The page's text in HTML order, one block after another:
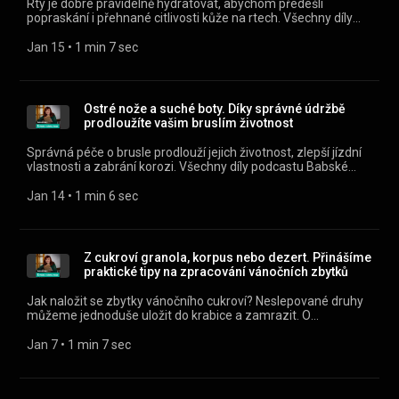
a7be-3413-b002-6b3a1848b802) .
Rty je dobré pravidelně hydratovat, abychom předešli
popraskání i přehnané citlivosti kůže na rtech. Všechny díly
aplikaci mujRozhlas pro Android
webu mujRozhlas.cz
(https://www.mujrozhlas.cz/rapi/view/show/3caf0f88-3b94-
3216-8dad-28416e4d9d1f?
8830-3523-a2c8-f483e065d476) .
Jan 15 • 1 min 7 sec
Ostré nože a suché boty. Díky správné údržbě
prodloužíte vašim bruslím životnost
Správná péče o brusle prodlouží jejich životnost, zlepší jízdní
vlastnosti a zabrání korozi. Všechny díly podcastu Babské
mujRozhlas pro Android
webu mujRozhlas.cz
(https://www.mujrozhlas.cz/rapi/view/show/3caf0f88-3b94-
3216-8dad-28416e4d9d1f?
30bf-36d1-9856-b5891694fb7d) .
Jan 14 • 1 min 6 sec
Z cukroví granola, korpus nebo dezert. Přinášíme
praktické tipy na zpracování vánočních zbytků
Jak naložit se zbytky vánočního cukroví? Neslepované druhy
můžeme jednoduše uložit do krabice a zamrazit. O
jako čerstvé! Všechny díly podcastu Babské rady můžete
Jan 7 • 1 min 7 sec